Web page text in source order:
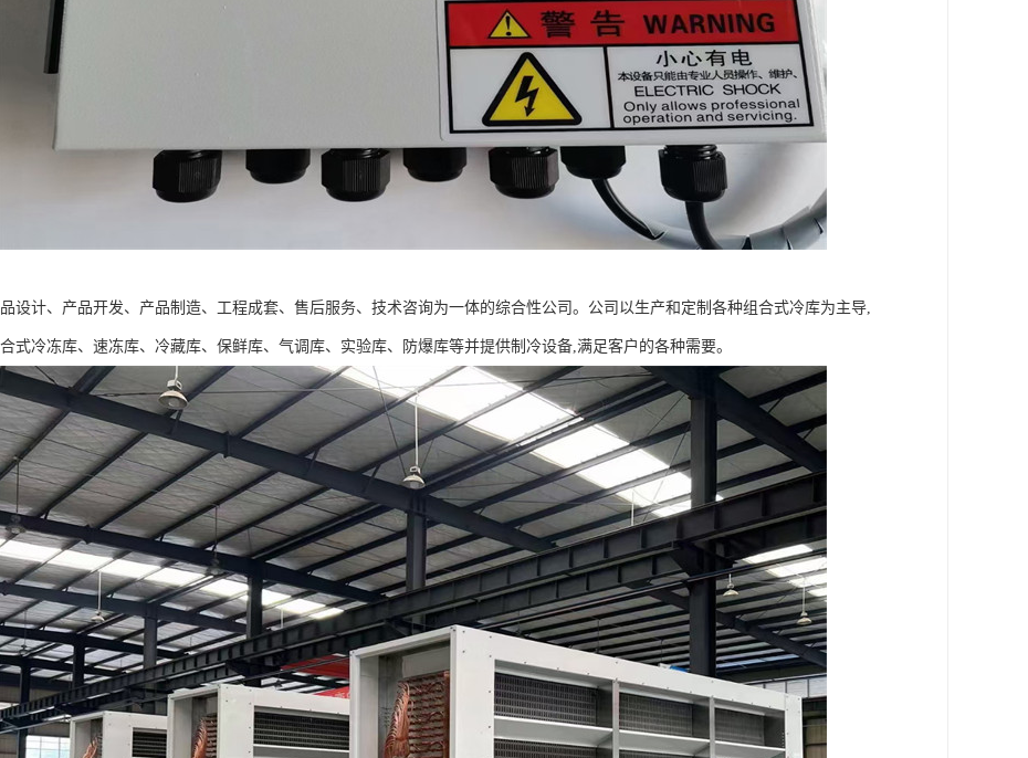
设计、产品开发、产品制造、工程成套、售后服务、技术咨询为一体的综合性公司。公司以生产和定制各种组合式冷库为主导,
式冷冻库、速冻库、冷藏库、保鲜库、气调库、实验库、防爆库等并提供制冷设备,满足客户的各种需要。